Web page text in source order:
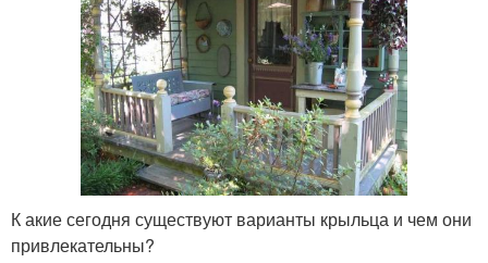
К акие сегодня существуют варианты крыльца и чем они
привлекательны?